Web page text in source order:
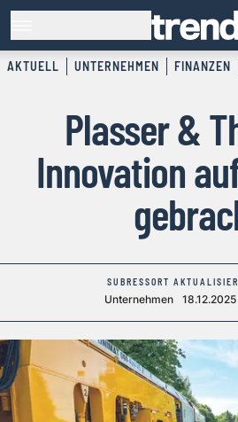
AKTUELL UNTERNEHMEN FINANZEN
Plasser &
Innovation
SUBRESSORT
Unternehmen 18.12.2025